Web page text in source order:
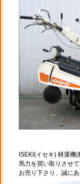
ISEKI(イセキ) 耕運機
馬力を買い取りさせて
お売り下さり、誠に